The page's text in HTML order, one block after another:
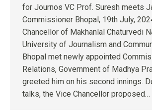
for Journos VC Prof. Suresh meets
Commissioner Bhopal, 19th July,
Chancellor of Makhanlal Chaturvedi
University of Journalism and
Bhopal met newly appointed
Relations, Government of Madhya
greeted him on his second innings.
talks, the Vice Chancellor proposed…